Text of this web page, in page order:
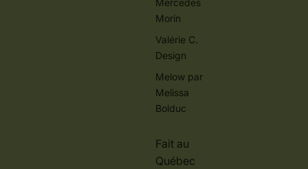
Mercedes
Morin
Valérie C.
Design
Melow par
Melissa
Bolduc
Fait au
Québec